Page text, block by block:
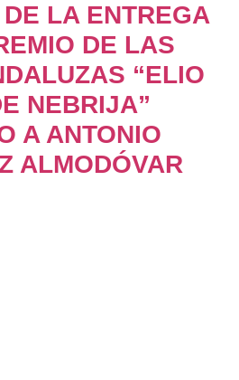
LA ENTREGA
DE LAS
“ELIO
NEBRIJA”
A ANTONIO
ALMODÓVAR